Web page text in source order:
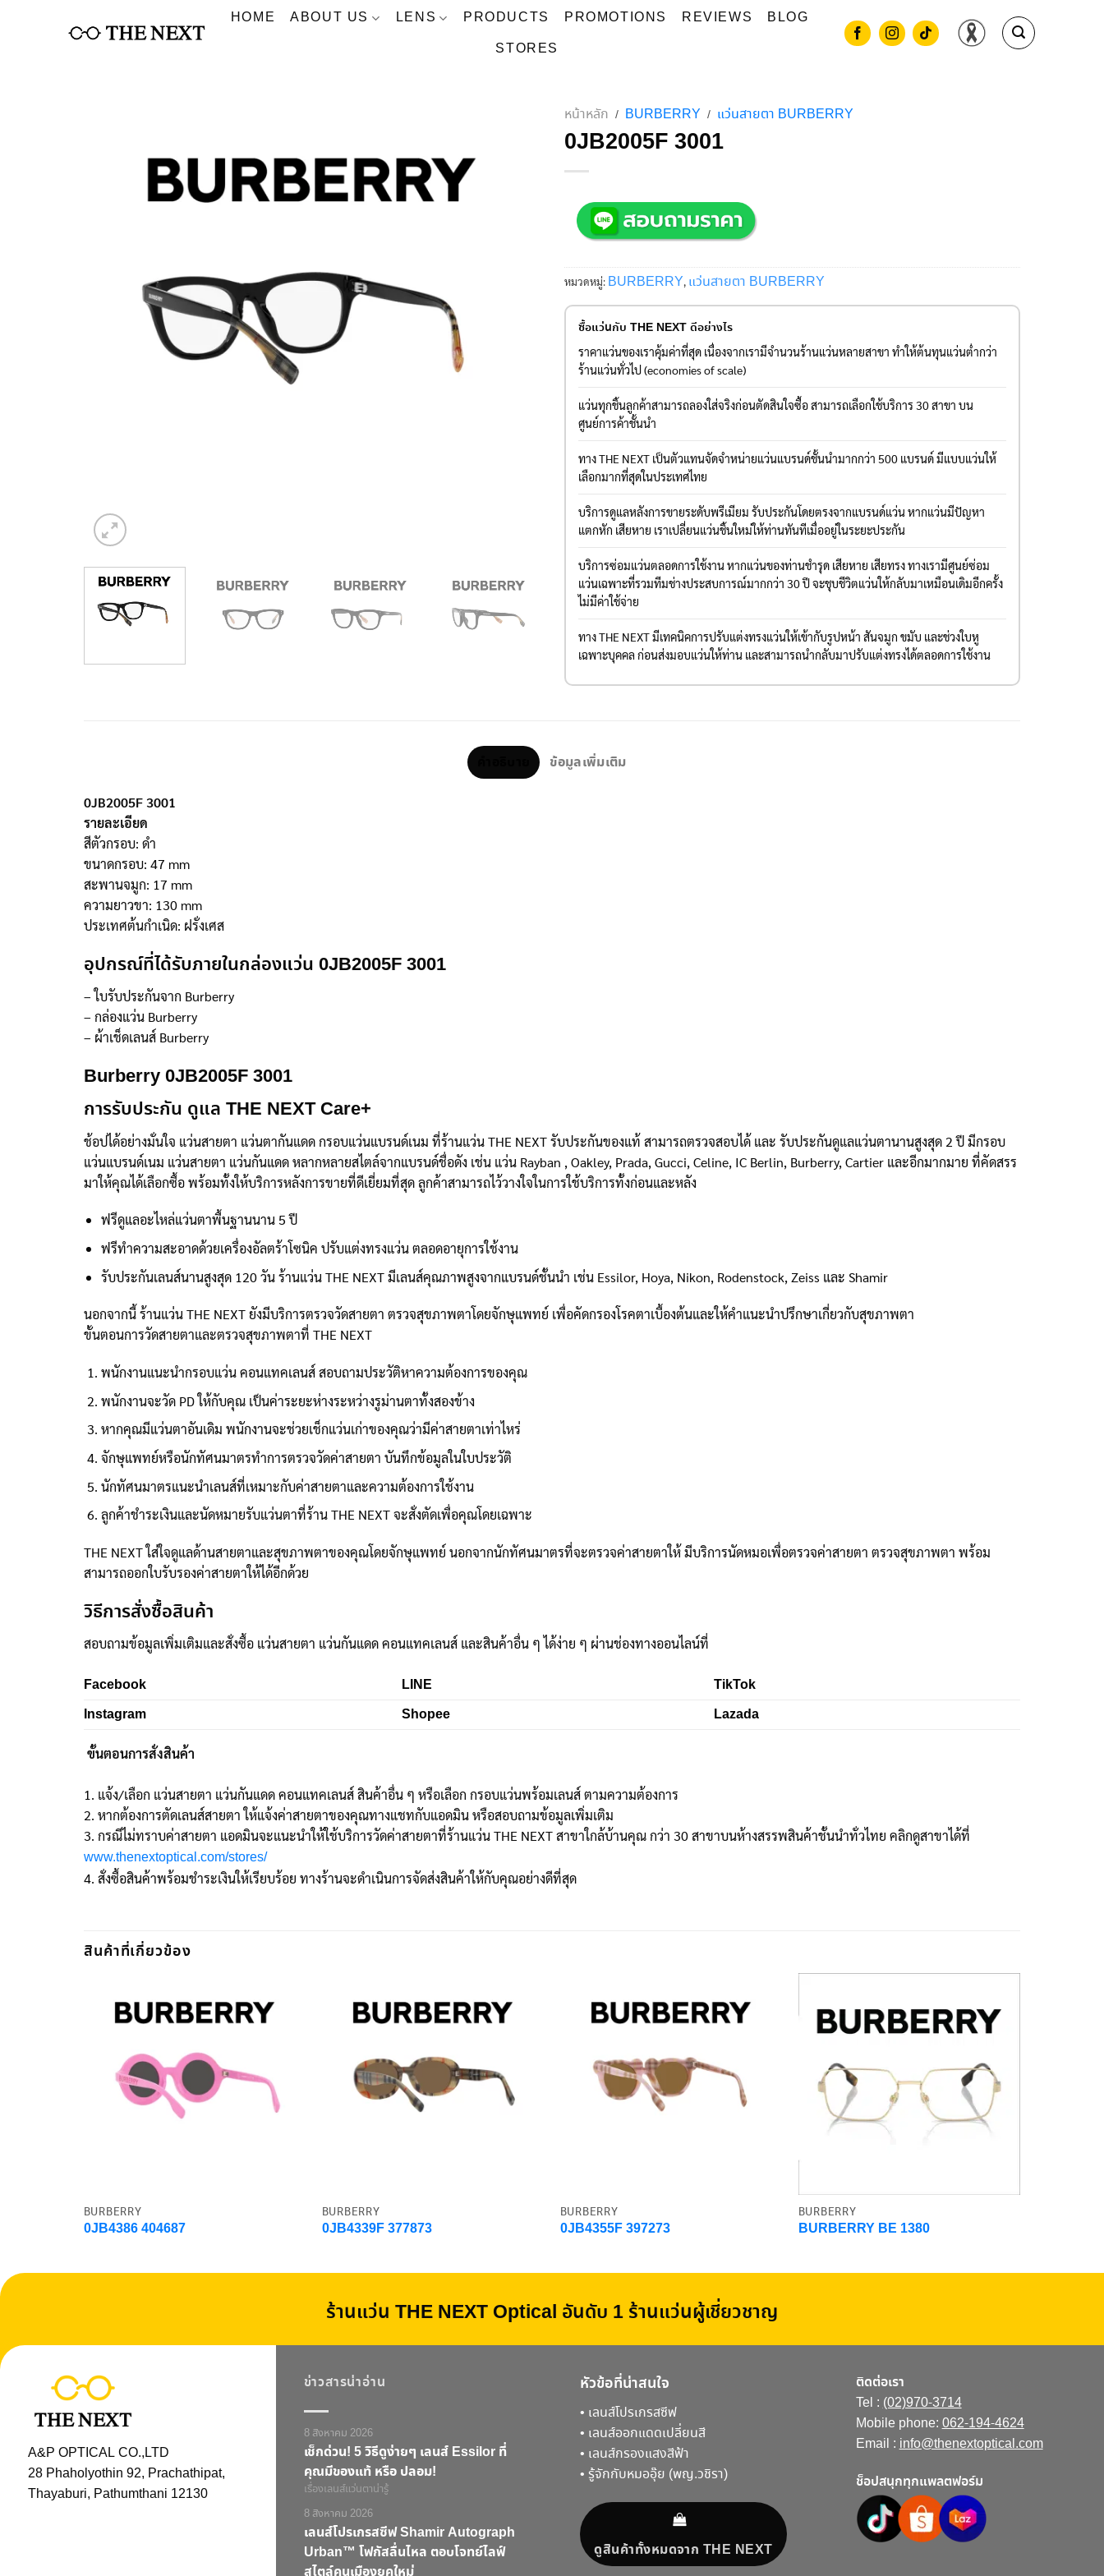
HOME ABOUT US LENS PRODUCTS PROMOTIONS REVIEWS
BLOG
STORES
หน้าหลัก / BURBERRY / แว่นสายตา BURBERRY
0JB2005F 3001
หมวดหมู่: BURBERRY, แว่นสายตา BURBERRY
ซื้อแว่นกับ THE NEXT ดีอย่างไร
ราคาแว่นของเราคุ้มค่าที่สุด เนื่องจากเรามีจำนวนร้านแว่นหลายสาขา ทำให้ต้นทุนแว่นต่ำกว่า
ร้านแว่นทั่วไป (economies of scale)
แว่นทุกชิ้นลูกค้าสามารถลองใส่จริงก่อนตัดสินใจซื้อ สามารถเลือกใช้บริการ 30 สาขา บน
ศูนย์การค้าชั้นนำ
ทาง THE NEXT เป็นตัวแทนจัดจำหน่ายแว่นแบรนด์ชั้นนำมากกว่า 500 แบรนด์ มีแบบแว่นให้
เลือกมากที่สุดในประเทศไทย
บริการดูแลหลังการขายระดับพรีเมียม รับประกันโดยตรงจากแบรนด์แว่น หากแว่นมีปัญหา
แตกหัก เสียหาย เราเปลี่ยนแว่นชิ้นใหม่ให้ท่านทันทีเมื่ออยู่ในระยะประกัน
บริการซ่อมแว่นตลอดการใช้งาน หากแว่นของท่านชำรุด เสียหาย เสียทรง ทางเรามีศูนย์ซ่อม
แว่นเฉพาะที่รวมทีมช่างประสบการณ์มากกว่า 30 ปี จะชุบชีวิตแว่นให้กลับมาเหมือนเดิมอีกครั้ง
ไม่มีค่าใช้จ่าย
ทาง THE NEXT มีเทคนิคการปรับแต่งทรงแว่นให้เข้ากับรูปหน้า สันจมูก ขมับ และช่วงใบหู
เฉพาะบุคคล ก่อนส่งมอบแว่นให้ท่าน และสามารถนำกลับมาปรับแต่งทรงได้ตลอดการใช้งาน
ข้อมูลเพิ่มเติม
0JB2005F 3001
รายละเอียด
สีตัวกรอบ: ดำ
ขนาดกรอบ: 47 mm
สะพานจมูก: 17 mm
ความยาวขา: 130 mm
ประเทศต้นกำเนิด: ฝรั่งเศส
อุปกรณ์ที่ได้รับภายในกล่องแว่น 0JB2005F 3001
– ใบรับประกันจาก Burberry
– กล่องแว่น Burberry
– ผ้าเช็ดเลนส์ Burberry
Burberry 0JB2005F 3001
การรับประกัน ดูแล THE NEXT Care+
ช้อปได้อย่างมั่นใจ แว่นสายตา แว่นตากันแดด กรอบแว่นแบรนด์เนม ที่ร้านแว่น THE NEXT รับประกันของแท้ สามารถตรวจสอบได้ และ รับประกันดูแลแว่นตานานสูงสุด 2 ปี มีกรอบ
แว่นแบรนด์เนม แว่นสายตา แว่นกันแดด หลากหลายสไตล์จากแบรนด์ชื่อดัง เช่น แว่น Rayban , Oakley, Prada, Gucci, Celine, IC Berlin, Burberry, Cartier และอีกมากมาย ที่คัดสรร
มาให้คุณได้เลือกซื้อ พร้อมทั้งให้บริการหลังการขายที่ดีเยี่ยมที่สุด ลูกค้าสามารถไว้วางใจในการใช้บริการทั้งก่อนและหลัง
ฟรีดูแลอะไหล่แว่นตาพื้นฐานนาน 5 ปี
ฟรีทำความสะอาดด้วยเครื่องอัลตร้าโซนิค ปรับแต่งทรงแว่น ตลอดอายุการใช้งาน
รับประกันเลนส์นานสูงสุด 120 วัน ร้านแว่น THE NEXT มีเลนส์คุณภาพสูงจากแบรนด์ชั้นนำ เช่น Essilor, Hoya, Nikon, Rodenstock, Zeiss และ Shamir
นอกจากนี้ ร้านแว่น THE NEXT ยังมีบริการตรวจวัดสายตา ตรวจสุขภาพตาโดยจักษุแพทย์ เพื่อคัดกรองโรคตาเบื้องต้นและให้คำแนะนำปรึกษาเกี่ยวกับสุขภาพตา
ขั้นตอนการวัดสายตาและตรวจสุขภาพตาที่ THE NEXT
พนักงานแนะนำกรอบแว่น คอนแทคเลนส์ สอบถามประวัติหาความต้องการของคุณ
พนักงานจะวัด PD ให้กับคุณ เป็นค่าระยะห่างระหว่างรูม่านตาทั้งสองข้าง
หากคุณมีแว่นตาอันเดิม พนักงานจะช่วยเช็กแว่นเก่าของคุณว่ามีค่าสายตาเท่าไหร่
จักษุแพทย์หรือนักทัศนมาตรทำการตรวจวัดค่าสายตา บันทึกข้อมูลในใบประวัติ
นักทัศนมาตรแนะนำเลนส์ที่เหมาะกับค่าสายตาและความต้องการใช้งาน
ลูกค้าชำระเงินและนัดหมายรับแว่นตาที่ร้าน THE NEXT จะสั่งตัดเพื่อคุณโดยเฉพาะ
THE NEXT ใส่ใจดูแลด้านสายตาและสุขภาพตาของคุณโดยจักษุแพทย์ นอกจากนักทัศนมาตรที่จะตรวจค่าสายตาให้ มีบริการนัดหมอเพื่อตรวจค่าสายตา ตรวจสุขภาพตา พร้อม
สามารถออกใบรับรองค่าสายตาให้ได้อีกด้วย
วิธีการสั่งซื้อสินค้า
สอบถามข้อมูลเพิ่มเติมและสั่งซื้อ แว่นสายตา แว่นกันแดด คอนแทคเลนส์ และสินค้าอื่น ๆ ได้ง่าย ๆ ผ่านช่องทางออนไลน์ที่
Facebook LINE
TikTok
Instagram
Shopee Lazada
ขั้นตอนการสั่งสินค้า
1. แจ้ง/เลือก แว่นสายตา แว่นกันแดด คอนแทคเลนส์ สินค้าอื่น ๆ หรือเลือก กรอบแว่นพร้อมเลนส์ ตามความต้องการ
2. หากต้องการตัดเลนส์สายตา ให้แจ้งค่าสายตาของคุณทางแชทกับแอดมิน หรือสอบถามข้อมูลเพิ่มเติม
3. กรณีไม่ทราบค่าสายตา แอดมินจะแนะนำให้ใช้บริการวัดค่าสายตาที่ร้านแว่น THE NEXT สาขาใกล้บ้านคุณ กว่า 30 สาขาบนห้างสรรพสินค้าชั้นนำทั่วไทย คลิกดูสาขาได้ที่
www.thenextoptical.com/stores/
4. สั่งซื้อสินค้าพร้อมชำระเงินให้เรียบร้อย ทางร้านจะดำเนินการจัดส่งสินค้าให้กับคุณอย่างดีที่สุด
สินค้าที่เกี่ยวข้อง
BURBERRY
0JB4386 404687
BURBERRY
0JB4339F 377873
BURBERRY
0JB4355F 397273
BURBERRY
BURBERRY BE 1380
ร้านแว่น THE NEXT Optical อันดับ 1 ร้านแว่นผู้เชี่ยวชาญ
A&P OPTICAL CO.,LTD
28 Phaholyothin 92, Prachathipat,
Thayaburi, Pathumthani 12130
ข่าวสารน่าอ่าน
8 สิงหาคม 2026
เช็กด่วน! 5 วิธีดูง่ายๆ เลนส์ Essilor ที่
คุณมีของแท้ หรือ ปลอม!
เรื่องเลนส์แว่นตาน่ารู้
8 สิงหาคม 2026
เลนส์โปรเกรสซีฟ Shamir Autograph
Urban™ โฟกัสลื่นไหล ตอบโจทย์ไลฟ์
สไตล์คนเมืองยุคใหม่
หัวข้อที่น่าสนใจ
• เลนส์โปรเกรสซีฟ
• เลนส์ออกแดดเปลี่ยนสี
• เลนส์กรองแสงสีฟ้า
• รู้จักกับหมออุ๊ย (พญ.วชิรา)
ดูสินค้าทั้งหมดจาก THE NEXT
ติดต่อเรา
Tel :(02)970-3714
Mobile phone:062-194-4624
Email :info@thenextoptical.com
ช็อปสนุกทุกแพลตฟอร์ม